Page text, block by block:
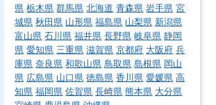
県 栃木県 群馬県 北海道 青森県 岩手県 宮
城県 秋田県 山形県 福島県 山梨県 新潟県
富山県 石川県 福井県 長野県 岐阜県 静岡
県 愛知県 三重県 滋賀県 京都府 大阪府 兵
庫県 奈良県 和歌山県 鳥取県 島根県 岡山
県 広島県 山口県 徳島県 香川県 愛媛県 高
知県 福岡県 佐賀県 長崎県 熊本県 大分県